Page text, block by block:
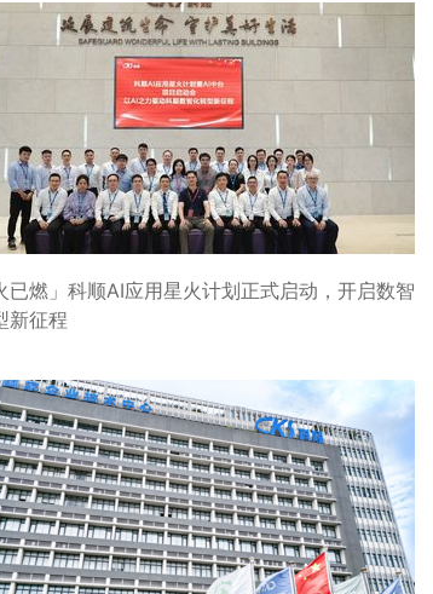
已燃」科顺AI应用星火计划正式启动，开启数智
新征程